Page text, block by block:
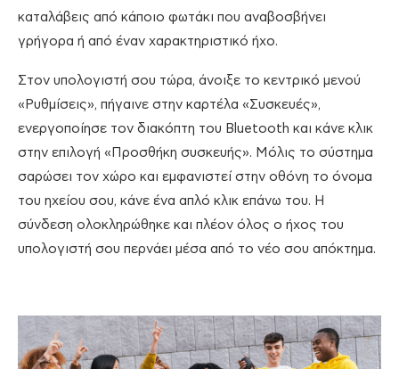
καταλάβεις από κάποιο φωτάκι που αναβοσβήνει
γρήγορα ή από έναν χαρακτηριστικό ήχο.
Στον υπολογιστή σου τώρα, άνοιξε το κεντρικό μενού
«Ρυθμίσεις», πήγαινε στην καρτέλα «Συσκευές»,
ενεργοποίησε τον διακόπτη του Bluetooth και κάνε κλικ
στην επιλογή «Προσθήκη συσκευής». Μόλις το σύστημα
σαρώσει τον χώρο και εμφανιστεί στην οθόνη το όνομα
του ηχείου σου, κάνε ένα απλό κλικ επάνω του. Η
σύνδεση ολοκληρώθηκε και πλέον όλος ο ήχος του
υπολογιστή σου περνάει μέσα από το νέο σου απόκτημα.